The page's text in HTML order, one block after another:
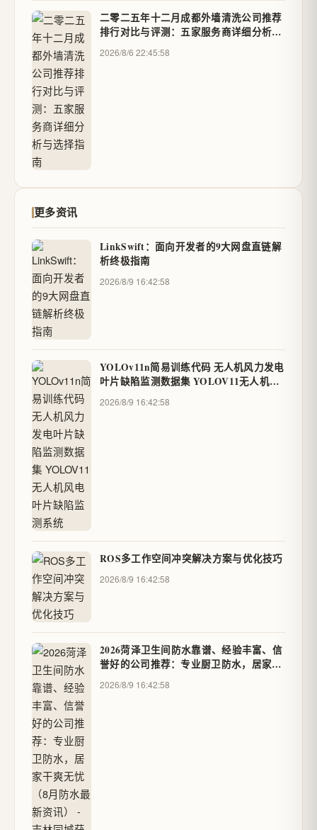
二零二五年十二月成都外墙清洗公司推荐
排行对比与评测：五家服务商详细分析与
选择指南
2026/8/6 22:45:58
更多资讯
LinkSwift：面向开发者的9大网盘直链解
析终极指南
2026/8/9 16:42:58
YOLOv11n简易训练代码 无人机风力发电
叶片缺陷监测数据集 YOLOV11无人机风
电叶片缺陷监测系统
2026/8/9 16:42:58
ROS多工作空间冲突解决方案与优化技巧
2026/8/9 16:42:58
2026菏泽卫生间防水靠谱、经验丰富、信
誉好的公司推荐：专业厨卫防水，居家干
爽无忧（8月防水最新资讯） - 吉林同城
获客
2026/8/9 16:42:58